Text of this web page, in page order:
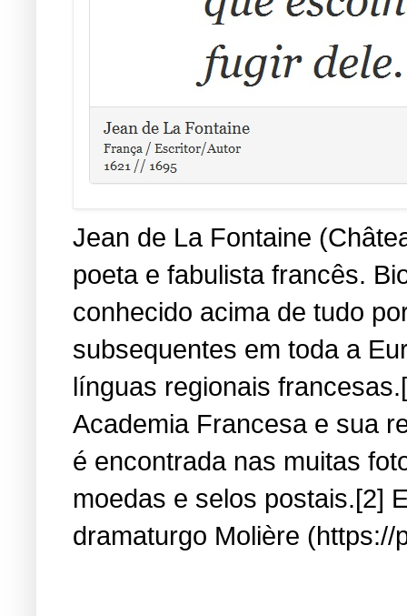
Jean de La Fontaine
poeta e fabulista francês.
conhecido acima de tudo
subsequentes em toda a
línguas regionais
Academia Francesa e sua
é encontrada nas muitas
moedas e selos postais.[2]
dramaturgo Molière